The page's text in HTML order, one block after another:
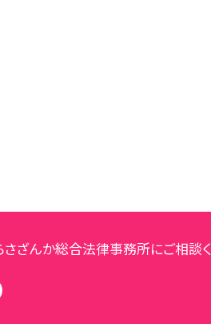
ざんか総合法律事務所にご相談く